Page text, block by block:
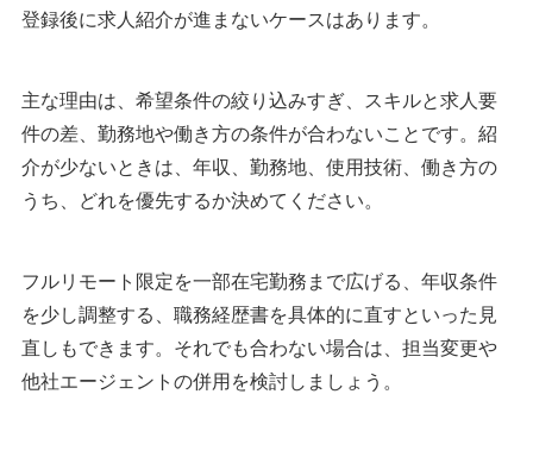
登録後に求人紹介が進まないケースはあります。
主な理由は、希望条件の絞り込みすぎ、スキルと求人要
件の差、勤務地や働き方の条件が合わないことです。紹
介が少ないときは、年収、勤務地、使用技術、働き方の
うち、どれを優先するか決めてください。
フルリモート限定を一部在宅勤務まで広げる、年収条件
を少し調整する、職務経歴書を具体的に直すといった見
直しもできます。それでも合わない場合は、担当変更や
他社エージェントの併用を検討しましょう。